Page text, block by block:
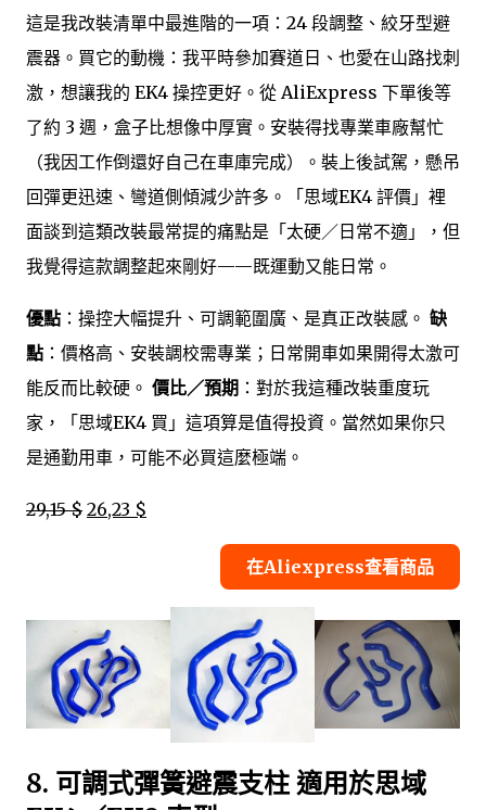
這是我改裝清單中最進階的一項：24 段調整、絞牙型避
震器。買它的動機：我平時參加賽道日、也愛在山路找刺
激，想讓我的 EK4 操控更好。從 AliExpress 下單後等
了約 3 週，盒子比想像中厚實。安裝得找專業車廠幫忙
（我因工作倒還好自己在車庫完成）。裝上後試駕，懸吊
回彈更迅速、彎道側傾減少許多。「思域EK4 評價」裡
面談到這類改裝最常提的痛點是「太硬／日常不適」，但
我覺得這款調整起來剛好——既運動又能日常。
優點 ：操控大幅提升、可調範圍廣、是真正改裝感。 缺
點 ：價格高、安裝調校需專業；日常開車如果開得太激可
能反而比較硬。 價比／預期 ：對於我這種改裝重度玩
家，「思域EK4 買」這項算是值得投資。當然如果你只
是通勤用車，可能不必買這麼極端。
29,15 $ 26,23 $
在Aliexpress查看商品
8. 可調式彈簧避震支柱 適用於思域